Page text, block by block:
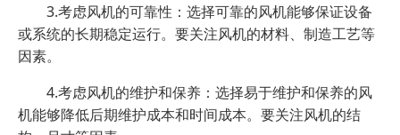
3.考虑风机的可靠性：选择可靠的风机能够保证设备
或系统的长期稳定运行。要关注风机的材料、制造工艺等
因素。
4.考虑风机的维护和保养：选择易于维护和保养的风
机能够降低后期维护成本和时间成本。要关注风机的结